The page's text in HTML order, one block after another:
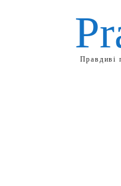
Правдиві